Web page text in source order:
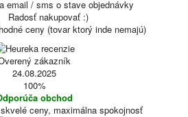
email / sms o stave objednávky
Radosť nakupovať :)
ceny (tovar ktorý inde nemajú)
zákazník
24.08.2025
100%
obchod
ceny, maximálna spokojnosť